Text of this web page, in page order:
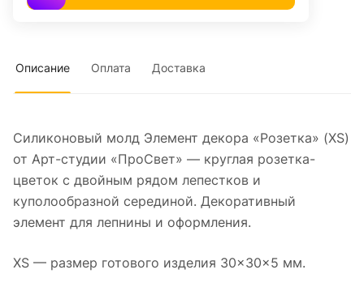
Описание Оплата Доставка
Силиконовый молд Элемент декора «Розетка» (XS)
от Арт-студии «ПроСвет» — круглая розетка-
цветок с двойным рядом лепестков и
куполообразной серединой. Декоративный
элемент для лепнины и оформления.
XS — размер готового изделия 30×30×5 мм.